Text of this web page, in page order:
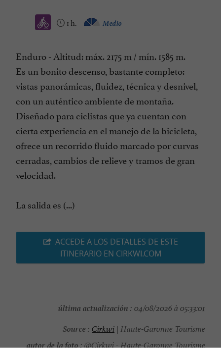
1 h. Medio
Enduro - Altitud: máx. 2175 m / mín. 1585 m.
Es un bonito descenso, bastante completo:
vistas panorámicas, fluidez, técnica y desnivel,
con un auténtico ambiente de montaña.
Diseñado para ciclistas que ya cuentan con
cierta experiencia en el manejo de la bicicleta,
ofrece un recorrido fluido marcado por curvas
cerradas, cambios de relieve y tramos de gran
velocidad.
La salida es (...)
ACCEDE A LOS DETALLES DE ESTE
ITINERARIO EN CIRKWI.COM
última actualización : 04/08/2026 à 05:33:01
Source : Cirkwi | Haute-Garonne Tourisme
autor de la foto :@Cirkwi - Haute-Garonne Tourisme